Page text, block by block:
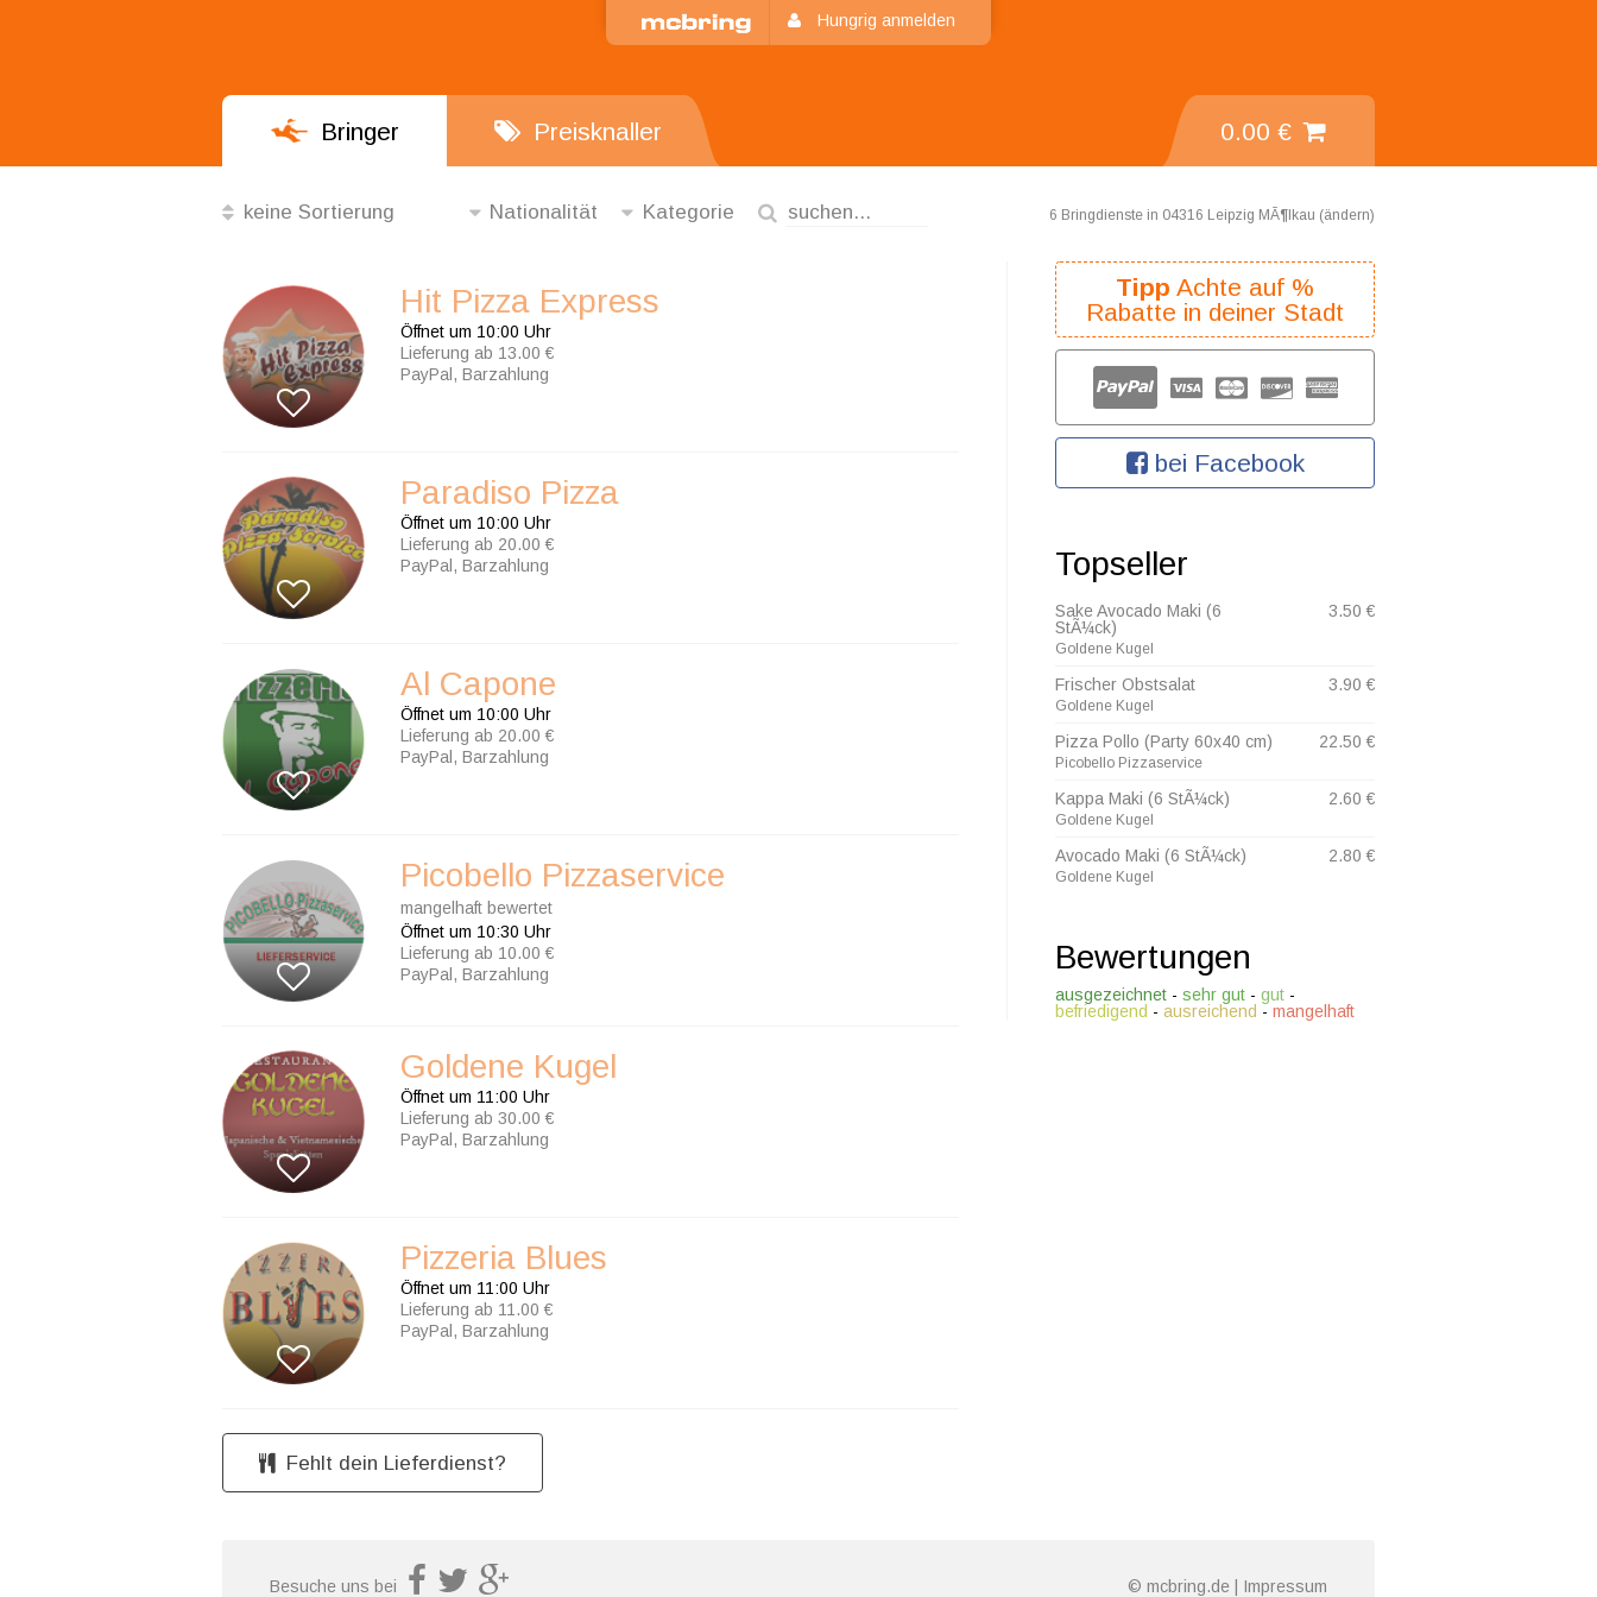
Hungrig anmelden
Bringer Preisknaller 0.00 €
keine Sortierung
die Beliebtesten
nach Mindestbestellwert
Alphabetisch
Nationalität Kategorie 6 Bringdienste in 04316 Leipzig MÃ¶lkau (ändern)
Hit Pizza Express
Öffnet um 10:00 Uhr
Lieferung ab 13.00 €
PayPal, Barzahlung
Paradiso Pizza
Öffnet um 10:00 Uhr
Lieferung ab 20.00 €
PayPal, Barzahlung
Al Capone
Öffnet um 10:00 Uhr
Lieferung ab 20.00 €
PayPal, Barzahlung
Picobello Pizzaservice
mangelhaft bewertet
Öffnet um 10:30 Uhr
Lieferung ab 10.00 €
PayPal, Barzahlung
Goldene Kugel
Öffnet um 11:00 Uhr
Lieferung ab 30.00 €
PayPal, Barzahlung
Pizzeria Blues
Öffnet um 11:00 Uhr
Lieferung ab 11.00 €
PayPal, Barzahlung
Fehlt dein Lieferdienst?
Tipp Achte auf %
Rabatte in deiner Stadt
bei Facebook
Topseller
Sake Avocado Maki (6
StÃ¼ck)
Goldene Kugel
3.50 €
Frischer Obstsalat
Goldene Kugel
3.90 €
Pizza Pollo (Party 60x40 cm)
Picobello Pizzaservice
22.50 €
Kappa Maki (6 StÃ¼ck)
Goldene Kugel
2.60 €
Avocado Maki (6 StÃ¼ck)
Goldene Kugel
2.80 €
Bewertungen
ausgezeichnet - sehr gut - gut -
befriedigend - ausreichend - mangelhaft
Besuche uns bei © mcbring.de | Impressum